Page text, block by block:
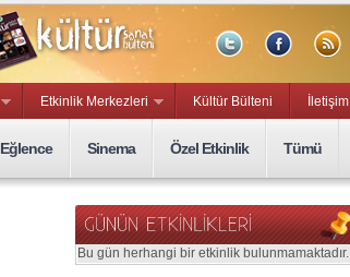
Etkinlik Merkezleri Kültür Bülteni İletişim
Eğlence Sinema Özel Etkinlik Tümü
Bu gün herhangi bir etkinlik bulunmamaktadır.